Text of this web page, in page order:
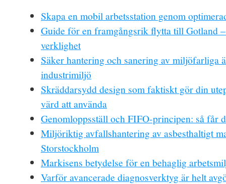
Skapa en mobil arbetsstation genom
Guide för en framgångsrik flytta till Gotland
verklighet
Säker hantering och sanering av miljöfarliga
industrimiljö
Skräddarsydd design som faktiskt gör din
värd att använda
Genomloppsställ och FIFO-principen: så får
Miljöriktig avfallshantering av asbesthaltigt
Storstockholm
Markisens betydelse för en behaglig
Varför avancerade diagnosverktyg är helt